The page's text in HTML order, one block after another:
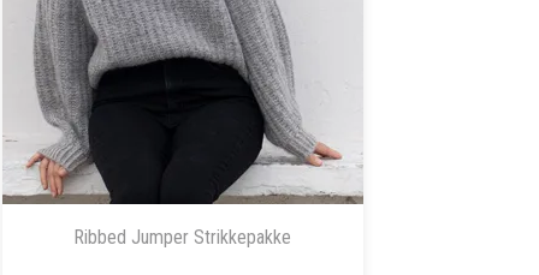
Ribbed Jumper Strikkepakke